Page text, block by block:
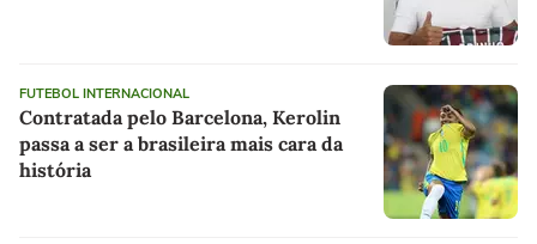
FUTEBOL INTERNACIONAL
Contratada pelo Barcelona, Kerolin
passa a ser a brasileira mais cara da
história